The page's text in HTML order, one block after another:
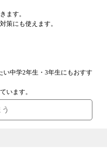
ます。
策にも使えます。
中学2年生・3年生にもおすす
います。